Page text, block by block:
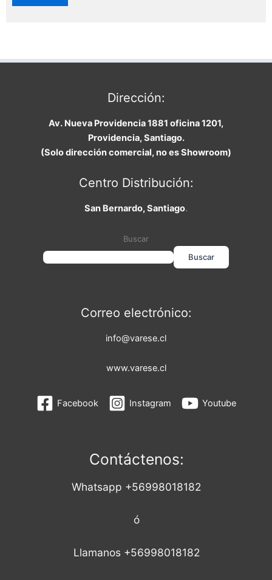
Dirección:
Av. Nueva Providencia 1881 oficina 1201,
Providencia, Santiago.
(Solo dirección comercial, no es Showroom)
Centro Distribución:
San Bernardo, Santiago.
Buscar
Buscar
Correo electrónico:
info@varese.cl
www.varese.cl
Facebook Instagram Youtube
Contáctenos:
Whatsapp +56998018182
ó
Llamanos +56998018182